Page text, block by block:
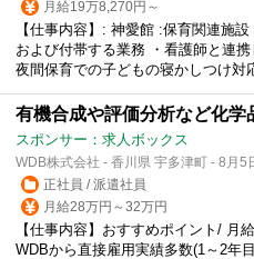
月給19万8,270円～
【仕事内容】: 神愛館 :保育関連施
および付帯する業務 ・看護師と連
夜間保育での子どもの寝かしつけ対
有機合成や評価分析など化学
スポンサー：求人ボックス
WDB株式会社 - 香川県 宇多津町 - 8月5
正社員 / 派遣社員
月給28万円～32万円
【仕事内容】おすすめポイント/ 月
WDBから直接雇用実績多数(1～2年